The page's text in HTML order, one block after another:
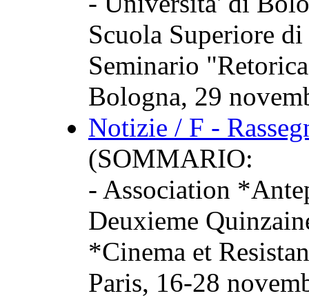
Scuola Superiore
Seminario
Bologna, 29
Notizie / F -
(SOMMARIO:
- Association
Deuxieme
*Cinema et
Paris, 16-28